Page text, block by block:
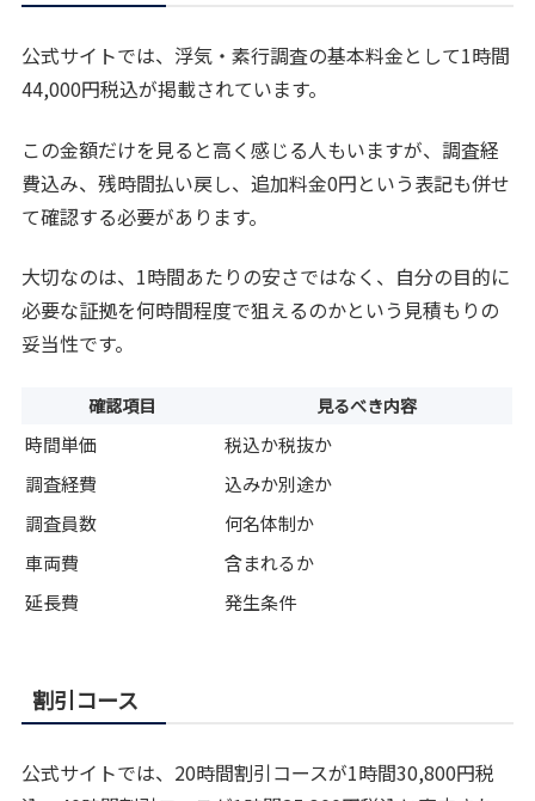
公式サイトでは、浮気・素行調査の基本料金として1時間
44,000円税込が掲載されています。
この金額だけを見ると高く感じる人もいますが、調査経
費込み、残時間払い戻し、追加料金0円という表記も併せ
て確認する必要があります。
大切なのは、1時間あたりの安さではなく、自分の目的に
必要な証拠を何時間程度で狙えるのかという見積もりの
妥当性です。
確認項目 見るべき内容
時間単価
税込か税抜か
調査経費
込みか別途か
調査員数
何名体制か
車両費
含まれるか
延長費
発生条件
割引コース
公式サイトでは、20時間割引コースが1時間30,800円税